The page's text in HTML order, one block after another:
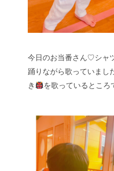
今日のお当番さん♡シャ
踊りながら歌っていまし
き
を歌っているところ